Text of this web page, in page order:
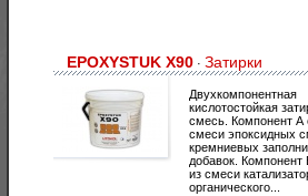
EPOXYSTUK X90 · Затирки
Двухкомпонентная
кислотостойкая
смесь. Компонент А
смеси эпоксидных
кремниевых
добавок. Компонент
из смеси
органического...